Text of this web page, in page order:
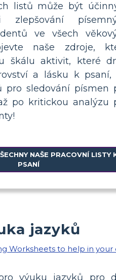
listů může být
zlepšování
ve všech
naše zdroje,
škálu aktivit, které
a lásku k psaní,
pro sledování písmen
po kritickou analýzu
NAŠE PRACOVNÍ LISTY
PSANÍ
jazyků
výuku jazyků pro